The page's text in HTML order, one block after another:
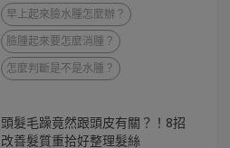
早上起來臉水腫怎麼辦？
臉腫起來要怎麼消腫？
怎麼判斷是不是水腫？
頭髮毛躁竟然跟頭皮有關？！8招
改善髮質重拾好整理髮絲